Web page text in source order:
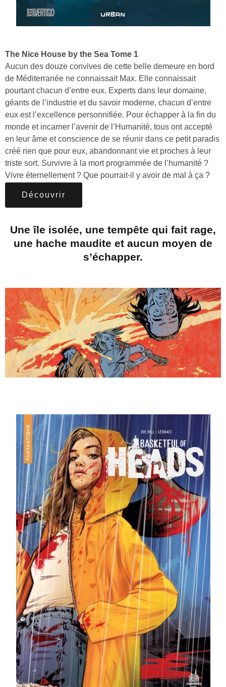
The Nice House by the Sea Tome 1
Aucun des douze convives de cette belle demeure en bord
de Méditerranée ne connaissait Max. Elle connaissait
pourtant chacun d’entre eux. Experts dans leur domaine,
géants de l’industrie et du savoir moderne, chacun d’entre
eux est l’excellence personnifiée. Pour échapper à la fin du
monde et incarner l’avenir de l’Humanité, tous ont accepté
en leur âme et conscience de se réunir dans ce petit paradis
créé rien que pour eux, abandonnant vie et proches à leur
triste sort. Survivre à la mort programmée de l’humanité ?
Vivre éternellement ? Que pourrait-il y avoir de mal à ça ?
Découvrir
Une île isolée, une tempête qui fait rage,
une hache maudite et aucun moyen de
s’échapper.